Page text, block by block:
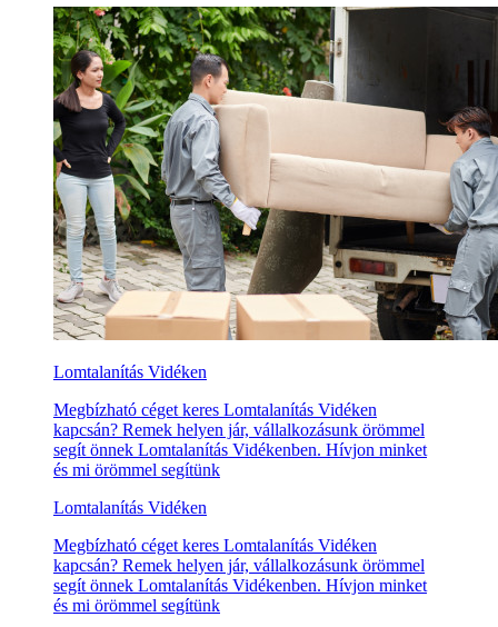
Lomtalanítás Vidéken
Megbízható céget keres Lomtalanítás Vidéken
kapcsán? Remek helyen jár, vállalkozásunk örömmel
segít önnek Lomtalanítás Vidékenben. Hívjon minket
és mi örömmel segítünk
Lomtalanítás Vidéken
Megbízható céget keres Lomtalanítás Vidéken
kapcsán? Remek helyen jár, vállalkozásunk örömmel
segít önnek Lomtalanítás Vidékenben. Hívjon minket
és mi örömmel segítünk